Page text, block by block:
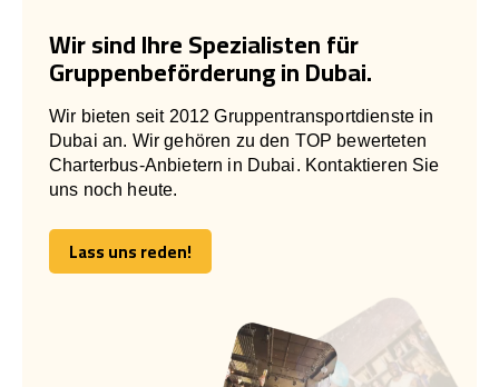
Wir sind Ihre Spezialisten für
Gruppenbeförderung in Dubai.
Wir bieten seit 2012 Gruppentransportdienste in
Dubai an. Wir gehören zu den TOP bewerteten
Charterbus-Anbietern in Dubai. Kontaktieren Sie
uns noch heute.
Lass uns reden!
Lass uns reden!